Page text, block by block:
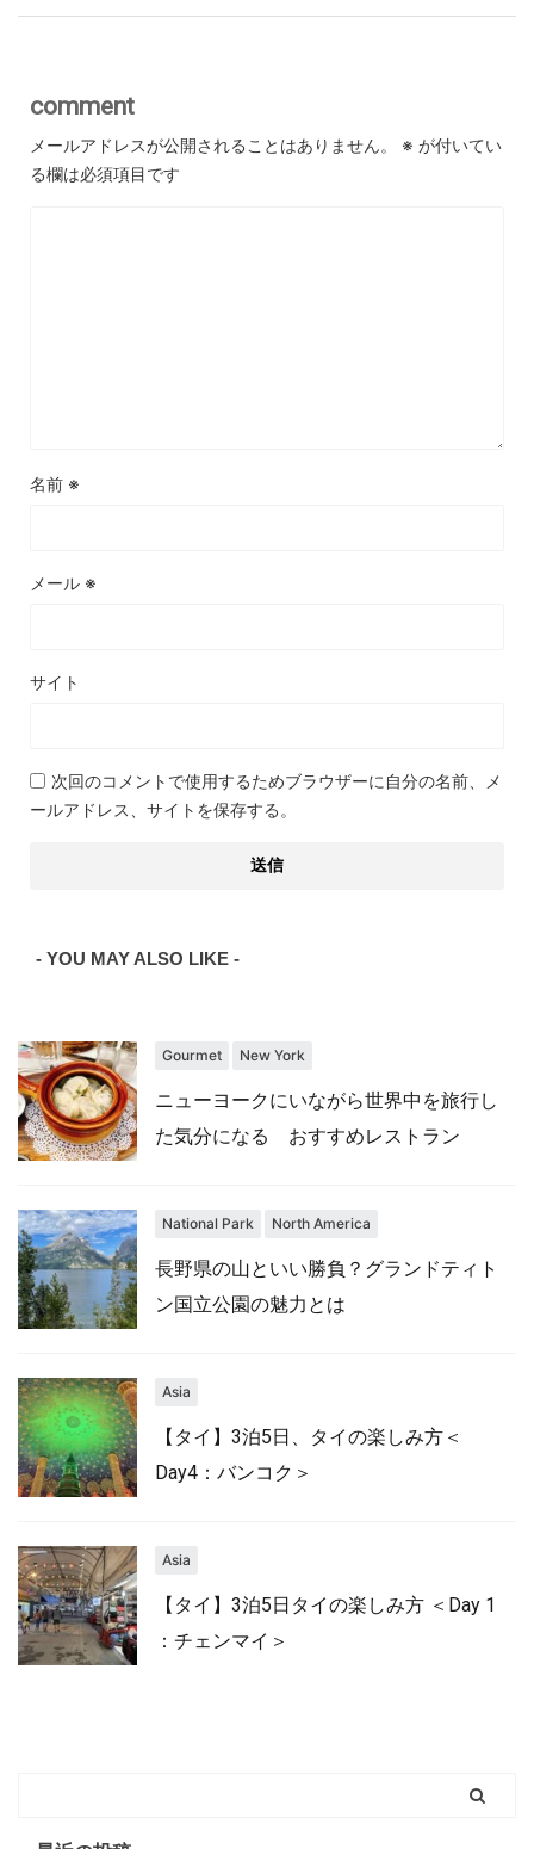
comment
メールアドレスが公開されることはありません。 ※ が付いてい
る欄は必須項目です
名前 ※
メール ※
サイト
次回のコメントで使用するためブラウザーに自分の名前、メ
ールアドレス、サイトを保存する。
- YOU MAY ALSO LIKE -
Gourmet New York
ニューヨークにいながら世界中を旅行し
た気分になる おすすめレストラン
National Park North America
長野県の山といい勝負？グランドティト
ン国立公園の魅力とは
Asia
【タイ】3泊5日、タイの楽しみ方＜
Day4：バンコク＞
Asia
【タイ】3泊5日タイの楽しみ方 ＜Day 1
：チェンマイ＞